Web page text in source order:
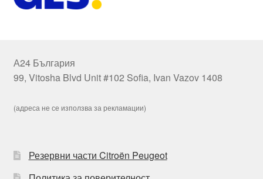
А24 България
99, Vitosha Blvd Unit #102 Sofia, Ivan Vazov 1408
(адреса не се използва за рекламации)
Резервни части Citroën Peugeot